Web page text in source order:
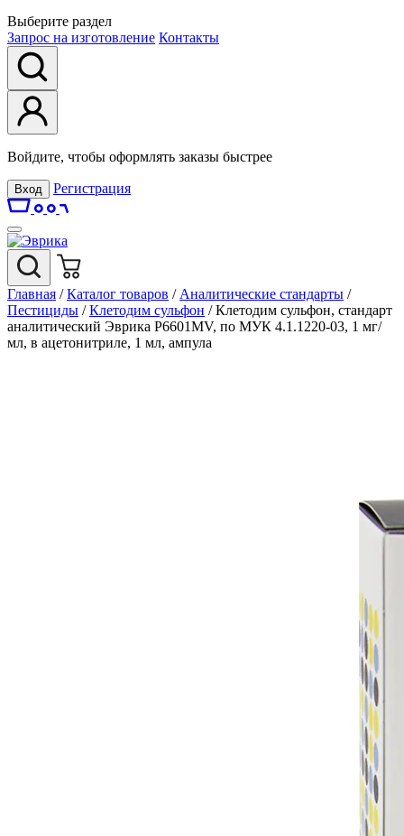
Выберите раздел
Запрос на изготовление Контакты
Войдите, чтобы оформлять заказы быстрее
Вход Регистрация
Главная / Каталог товаров / Аналитические стандарты /
Пестициды / Клетодим сульфон / Клетодим сульфон, стандарт
аналитический Эврика P6601MV, по МУК 4.1.1220-03, 1 мг/
мл, в ацетонитриле, 1 мл, ампула